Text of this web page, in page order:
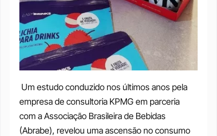
empresa de consultoria KPMG em parceria
com a Associação Brasileira de Bebidas
(Abrabe), revelou uma ascensão no consumo